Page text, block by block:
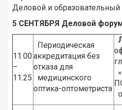
Деловой и
5 СЕНТЯБРЯ Деловой
11.00
–
11.25
Периодическая
аккредитация без
отказа для
медицинского
оптика-оптометриста